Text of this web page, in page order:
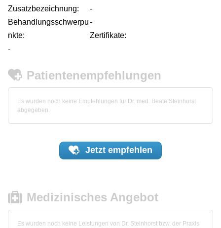
Zusatzbezeichnung:
-
Behandlungsschwerpu
nkte:
-
Zertifikate:
-
Patientenempfehlungen
Es wurden noch keine Empfehlungen für Dr. med. Beate Steinhorst
abgegeben.
Jetzt empfehlen
Medizinisches Angebot
Es wurden noch keine Leistungen von Dr. Steinhorst bzw. der Praxis